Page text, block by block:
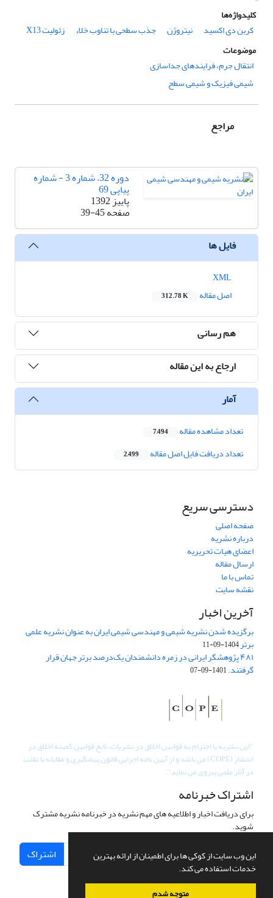
این وب سایت از کوکی ها برای اطمینان از ارائه بهترین
خدمات استفاده می کند.
متوجه شدم
کلیدواژه‌ها
کربن دی اکسید
نیتروژن جذب سطحی با تناوب خلاء
زئولیت X13
موضوعات
انتقال جرم، فرایندهای جداسازی
شیمی فیزیک و شیمی سطح
مراجع
دوره 32، شماره 3 - شماره
پیاپی 69
پاییز 1392
صفحه39-45
فایل ها
اصل مقاله
312.78 K
هم رسانی
ارجاع به این مقاله
آمار
تعداد مشاهده مقاله 7,494
تعداد دریافت فایل اصل مقاله 2,499
دسترسی سریع
صفحه اصلی
درباره نشریه
اعضای هیات تحریریه
ارسال مقاله
تماس با ما
نقشه سایت
آخرین اخبار
برگزیده شدن نشریه شیمی و مهندسی شیمی ایران به عنوان نشریه علمی
برتر1404-09-11
۴۸۱ پژوهشگر ایرانی در زمره دانشمندان یک‌درصد برتر جهان قرار
گرفتند.1401-09-07
"این نشریه با احترام به قوانین اخلاق در نشریات، تابع قوانین کمیتۀ اخلاق در
انتشار (COPE) می باشد و از آیین نامه اجرایی قانون پیشگیری و مقابله با تقلب
در آثار علمی پیروی می نماید".
اشتراک خبرنامه
برای دریافت اخبار و اطلاعیه های مهم نشریه در خبرنامه نشریه مشترک
شوید.
اشتراک